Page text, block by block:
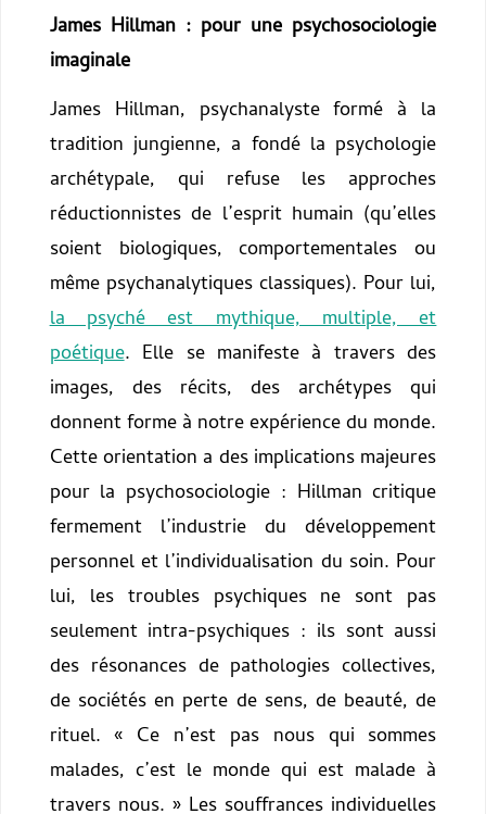
James Hillman : pour une psychosociologie
imaginale
James Hillman, psychanalyste formé à la
tradition jungienne, a fondé la psychologie
archétypale, qui refuse les approches
réductionnistes de l’esprit humain (qu’elles
soient biologiques, comportementales ou
même psychanalytiques classiques). Pour lui,
la psyché est mythique, multiple, et
poétique. Elle se manifeste à travers des
images, des récits, des archétypes qui
donnent forme à notre expérience du monde.
Cette orientation a des implications majeures
pour la psychosociologie : Hillman critique
fermement l’industrie du développement
personnel et l’individualisation du soin. Pour
lui, les troubles psychiques ne sont pas
seulement intra-psychiques : ils sont aussi
des résonances de pathologies collectives,
de sociétés en perte de sens, de beauté, de
rituel. « Ce n’est pas nous qui sommes
malades, c’est le monde qui est malade à
travers nous. » Les souffrances individuelles